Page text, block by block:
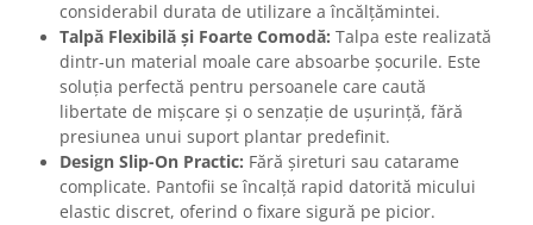
considerabil durata de utilizare a încălțămintei.
Talpă Flexibilă și Foarte Comodă: Talpa este realizată
dintr-un material moale care absoarbe șocurile. Este
soluția perfectă pentru persoanele care caută
libertate de mișcare și o senzație de ușurință, fără
presiunea unui suport plantar predefinit.
Design Slip-On Practic: Fără șireturi sau catarame
complicate. Pantofii se încalță rapid datorită micului
elastic discret, oferind o fixare sigură pe picior.